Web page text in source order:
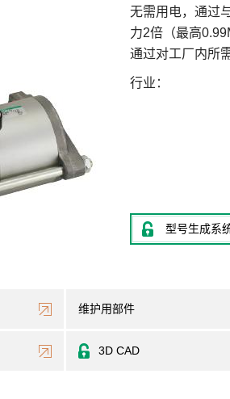
无需用电，通过
力2倍（最高
通过对工厂内所
行业
型号生成系
维护用部件
3D CAD